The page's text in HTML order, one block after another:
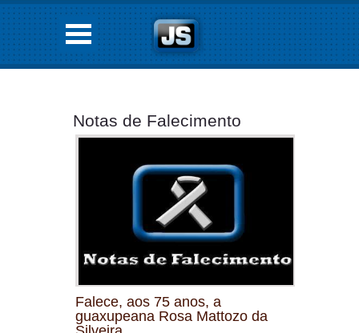
Notas de Falecimento
Falece, aos 75 anos, a
guaxupeana Rosa Mattozo da